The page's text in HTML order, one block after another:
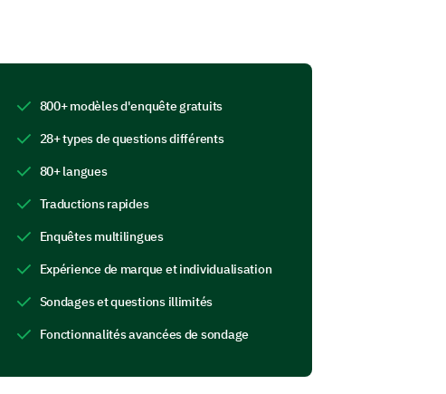
aspects of our service (1 - Not
800+ modèles d'enquête gratuits
28+ types de questions différents
80+ langues
Traductions rapides
Enquêtes multilingues
Expérience de marque et individualisation
Sondages et questions illimités
Fonctionnalités avancées de sondage